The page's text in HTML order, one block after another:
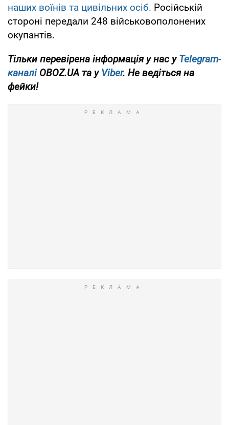
наших воїнів та цивільних осіб. Російській
стороні передали 248 військовополонених
окупантів.
Тільки перевірена інформація у нас уTelegram-
каналіOBOZ.UA та уViber. Не ведіться на
фейки!